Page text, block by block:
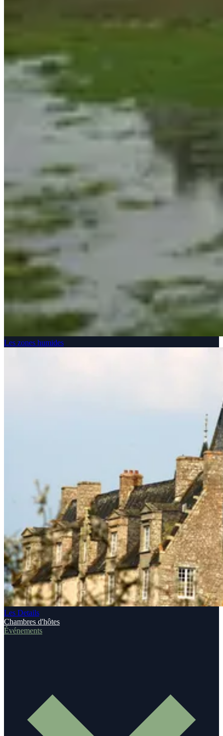
Les zones humides
Les Details
Chambres d'hôtes
Événements